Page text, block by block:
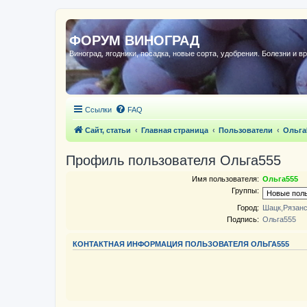
ФОРУМ ВИНОГРАД
Виноград, ягодники, посадка, новые сорта, удобрения. Болезни и
Ссылки FAQ
Сайт, статьи Главная страница Пользователи
Профиль пользователя Ольга555
Имя пользователя: Ольга555
Группы:
Город:
Подпись: Ольга555
КОНТАКТНАЯ ИНФОРМАЦИЯ ПОЛЬЗОВАТЕЛЯ ОЛЬГА555